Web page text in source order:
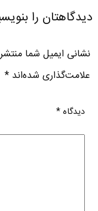
دیدگاهتان را
نشانی ایمیل شما
علامت‌گذاری شده‌اند*
دیدگاه*